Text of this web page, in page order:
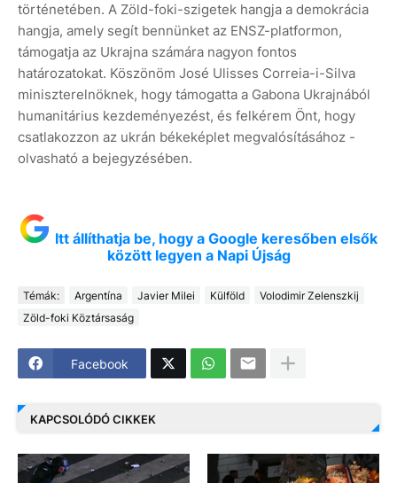
történetében. A Zöld-foki-szigetek hangja a demokrácia
hangja, amely segít bennünket az ENSZ-platformon,
támogatja az Ukrajna számára nagyon fontos
határozatokat. Köszönöm José Ulisses Correia-i-Silva
miniszterelnöknek, hogy támogatta a Gabona Ukrajnából
humanitárius kezdeményezést, és felkérem Önt, hogy
csatlakozzon az ukrán békeképlet megvalósításához -
olvasható a bejegyzésében.
Itt állíthatja be, hogy a Google keresőben elsők
között legyen a Napi Újság
Témák: Argentína Javier Milei Külföld
Volodimir Zelenszkij
Zöld-foki Köztársaság
Facebook
KAPCSOLÓDÓ CIKKEK